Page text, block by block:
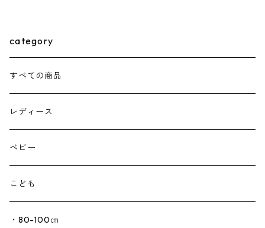
category
すべての商品
レディース
ベビー
こども
・80-100㎝